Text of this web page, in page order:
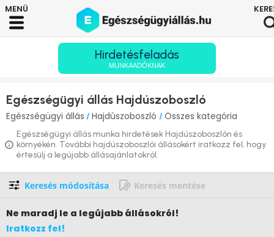
Hirdetésfeladás
MUNKAADÓKNAK
Egészségügyi állás Hajdúszoboszló
Egészségügyi állás / Hajdúszoboszló / Összes kategória
Egészségügyi állás munka hirdetések Hajdúszoboszlón és
környékén. További hajdúszoboszlói állásokért iratkozz fel, hogy
értesülj a legújabb állásajánlatokról.
Keresés módosítása Keresés mentése
Ne maradj le a legújabb állásokról!
Iratkozz fel!